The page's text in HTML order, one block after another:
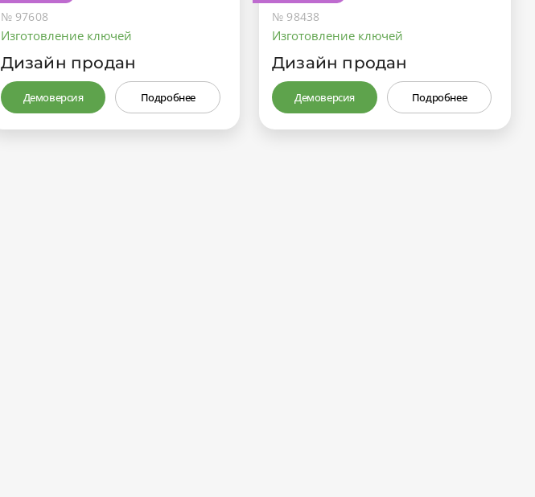
№ 97608
Изготовление ключей
Дизайн продан
Демоверсия Подробнее
№ 98438
Изготовление ключей
Дизайн продан
Демоверсия Подробнее